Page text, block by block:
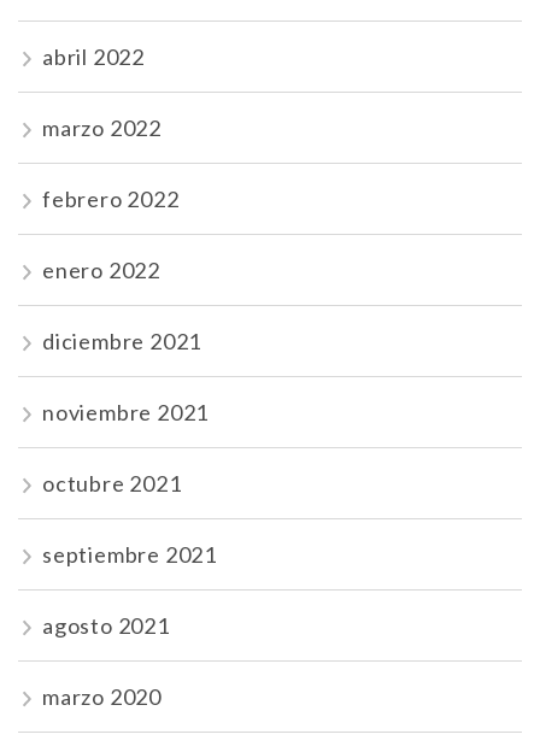
abril 2022
marzo 2022
febrero 2022
enero 2022
diciembre 2021
noviembre 2021
octubre 2021
septiembre 2021
agosto 2021
marzo 2020